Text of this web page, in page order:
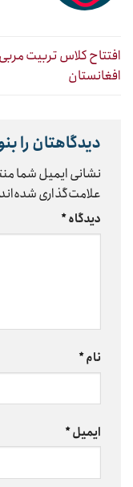
افتتاح کلاس تربیت مربی
افغانستان
دیدگاهتان را
نشانی ایمیل شما
علامت‌گذاری شده‌اند
دیدگاه*
نام*
ایمیل*